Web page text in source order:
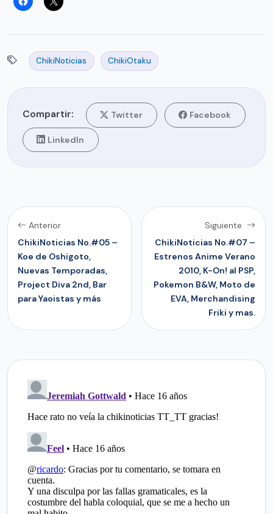
ChikiNoticias ChikiOtaku
Compartir: Twitter Facebook
LinkedIn
Anterior
ChikiNoticias No.#05 –
Koe de Oshigoto,
Nuevas Temporadas,
Project Diva 2nd, Bar
para Yaoistas y más
Siguiente
ChikiNoticias No.#07 –
Estrenos Anime Verano
2010, K-On! al PSP,
Pokemon B&W, Moto de
EVA, Merchandising
Friki y mas.